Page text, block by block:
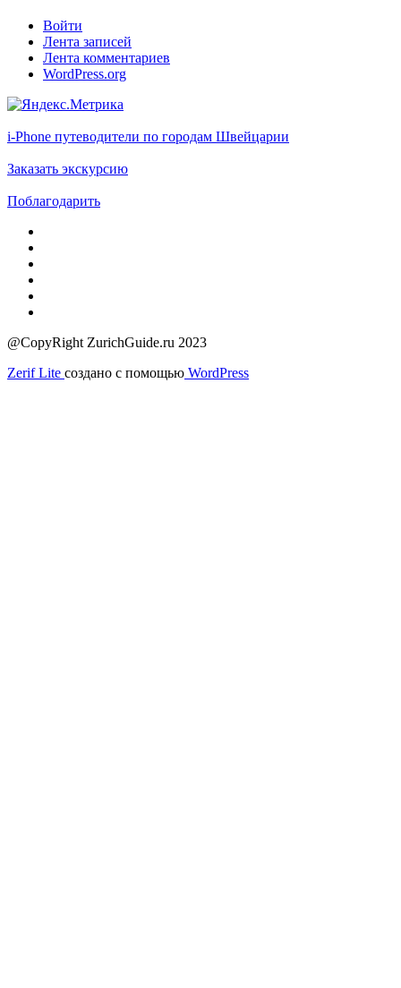
Войти
Лента записей
Лента комментариев
WordPress.org
i-Phone путеводители по городам Швейцарии
Заказать экскурсию
Поблагодарить
@CopyRight ZurichGuide.ru 2023
Zerif Lite создано с помощью WordPress